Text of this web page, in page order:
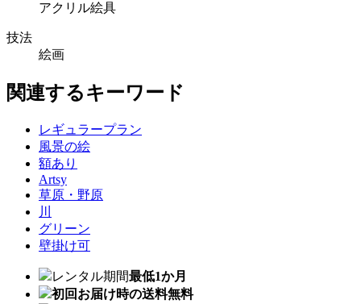
アクリル絵具
技法
絵画
関連するキーワード
レギュラープラン
風景の絵
額あり
Artsy
草原・野原
川
グリーン
壁掛け可
レンタル期間最低1か月
初回お届け時の送料無料